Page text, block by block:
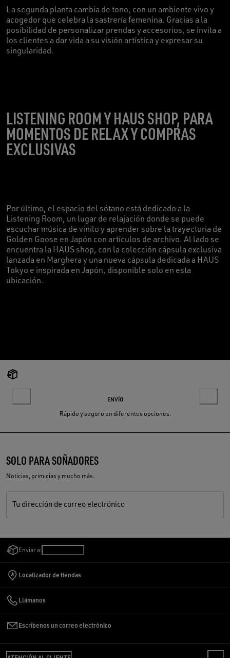
La segunda planta cambia de tono, con un ambiente vivo y
acogedor que celebra la sastrería femenina. Gracias a la
posibilidad de personalizar prendas y accesorios, se invita a
los clientes a dar vida a su visión artística y expresar su
singularidad.
LISTENING ROOM Y HAUS SHOP, PARA
MOMENTOS DE RELAX Y COMPRAS
EXCLUSIVAS
Por último, el espacio del sótano está dedicado a la
Listening Room, un lugar de relajación donde se puede
escuchar música de vinilo y aprender sobre la trayectoria de
Golden Goose en Japón con artículos de archivo. Al lado se
encuentra la HAUS shop, con la colección cápsula exclusiva
lanzada en Marghera y una nueva cápsula dedicada a HAUS
Tokyo e inspirada en Japón, disponible solo en esta
ubicación.
ENVÍO
Rápido y seguro en diferentes opciones.
SOLO PARA SOÑADORES
Noticias, primicias y mucho más.
Tu dirección de correo electrónico
Enviar a:
Localizador de tiendas
Llámanos
Escríbenos un correo electrónico